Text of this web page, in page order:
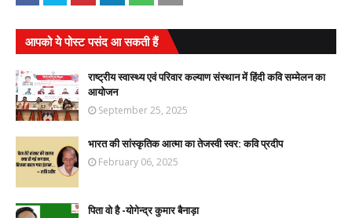
आपको ये पोस्ट पसंद आ सकती हैं
राष्ट्रीय स्वास्थ्य एवं परिवार कल्याण संस्थान में हिंदी कवि सम्मेलन का
आयोजन
September 25, 2025
भारत की सांस्कृतिक आत्मा का तेजस्वी स्वर: कवि प्रदीप
February 06, 2025
पिता वो है -योगेन्द्र कुमार बैनाड़ा